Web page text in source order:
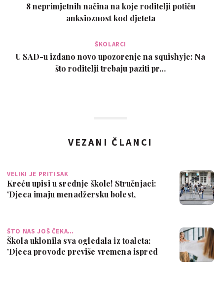
8 neprimjetnih načina na koje roditelji potiču
anksioznost kod djeteta
ŠKOLARCI
U SAD-u izdano novo upozorenje na squishyje: Na
što roditelji trebaju paziti pr…
VEZANI ČLANCI
VELIKI JE PRITISAK
Kreću upisi u srednje škole! Stručnjaci:
'Djeca imaju menadžersku bolest,
ŠTO NAS JOŠ ČEKA…
Škola uklonila sva ogledala iz toaleta:
'Djeca provode previše vremena ispred